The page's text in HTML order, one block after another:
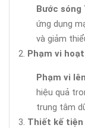
Bước sóng
ứng dụng
và giảm
Phạm vi
Phạm vi
hiệu quả
trung tâm
Thiết kế tiện